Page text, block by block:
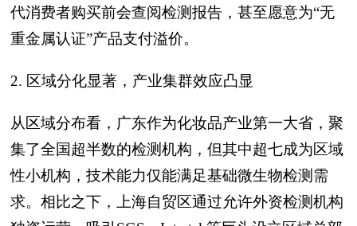
代消费者购买前会查阅检测报告，甚至愿意为“无
重金属认证”产品支付溢价。
2. 区域分化显著，产业集群效应凸显
从区域分布看，广东作为化妆品产业第一大省，聚
集了全国超半数的检测机构，但其中超七成为区域
性小机构，技术能力仅能满足基础微生物检测需
求。相比之下，上海自贸区通过允许外资检测机构